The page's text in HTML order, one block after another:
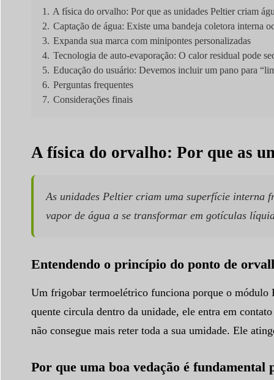
1. A física do orvalho: Por que as unidades Peltier criam
2. Captação de água: Existe uma bandeja coletora interna
3. Expanda sua marca com minipontes personalizadas
4. Tecnologia de auto-evaporação: O calor residual pode
5. Educação do usuário: Devemos incluir um pano para
6. Perguntas frequentes
7. Considerações finais
A física do orvalho: Por que as
As unidades Peltier criam uma superfície interna
vapor de água a se transformar em gotículas
Entendendo o princípio do ponto de
Um frigobar termoelétrico funciona porque o
quente circula dentro da unidade, ele entra em
não consegue mais reter toda a sua umidade. Ele
Por que uma boa vedação é fundamental